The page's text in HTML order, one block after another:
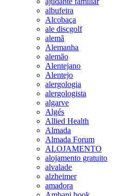
albufeira
Alcobaça
ale discgolf
alemã
Alemanha
alemão
Alentejano
Alentejo
alergologia
alergologista
algarve
Algés
Allied Health
Almada
Almada Forum
ALOJAMENTO
alojamento gratuito
alvalade
alzheimer
amadora